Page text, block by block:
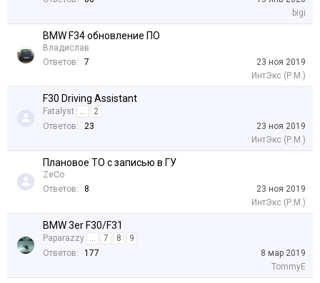
bigi
BMW F34 обновление ПО
Владислав
Ответов:
7
23 ноя 2019
ИнтЭкс (Р.М.)
F30 Driving Assistant
Fatalyst ...
2
Ответов:
23
23 ноя 2019
ИнтЭкс (Р.М.)
Плановое ТО с записью в ГУ
ZeCo
Ответов:
8
23 ноя 2019
ИнтЭкс (Р.М.)
BMW 3er F30/F31
Paparazzy ... 7 8
9
Ответов:
177
8 мар 2019
TommyE